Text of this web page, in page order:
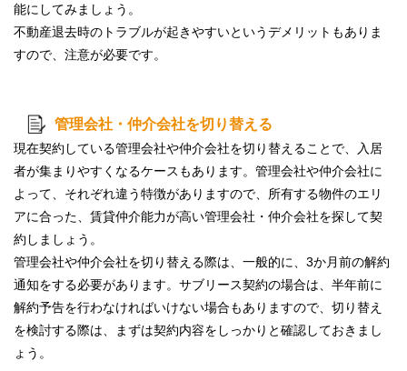
能にしてみましょう。
不動産退去時のトラブルが起きやすいというデメリットもありま
すので、注意が必要です。
管理会社・仲介会社を切り替える
現在契約している管理会社や仲介会社を切り替えることで、入居
者が集まりやすくなるケースもあります。管理会社や仲介会社に
よって、それぞれ違う特徴がありますので、所有する物件のエリ
アに合った、賃貸仲介能力が高い管理会社・仲介会社を探して契
約しましょう。
管理会社や仲介会社を切り替える際は、一般的に、3か月前の解約
通知をする必要があります。サブリース契約の場合は、半年前に
解約予告を行わなければいけない場合もありますので、切り替え
を検討する際は、まずは契約内容をしっかりと確認しておきまし
ょう。